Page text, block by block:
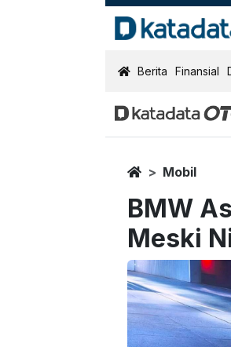
KatadataOTO
Berita Finansial
HomeMobil
BMW
Meski